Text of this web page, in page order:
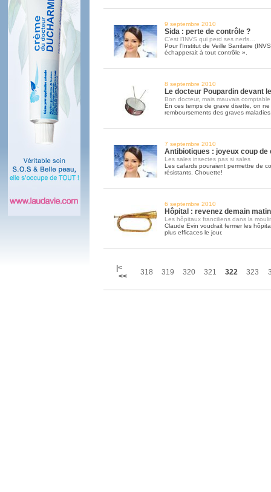
9 septembre 2010
Sida : perte de contrôle ?
C’est l’INVS qui perd ses nerfs…
Pour l’Institut de Veille Sanitaire
échapperait à tout contrôle ».
8 septembre 2010
Le docteur Poupardin devant
Bon docteur, mais mauvais comptable
En ces temps de grave disette, on
remboursements des graves
7 septembre 2010
Antibiotiques : joyeux coup de
Les sales insectes pas si sales
Les cafards pouraient permettre de
résistants. Chouette!
6 septembre 2010
Hôpital : revenez demain
Les hôpitaux franciliens dans la
Claude Evin voudrait fermer les
plus efficaces le jour.
|<
<<
318 319 320 321 322 323